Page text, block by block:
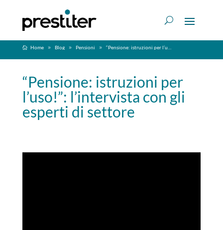
Home Blog Pensioni “Pensione: istruzioni per l’uso!”: l’intervista con gli esperti di settore
“Pensione: istruzioni per
l’uso!”: l’intervista con gli
esperti di settore